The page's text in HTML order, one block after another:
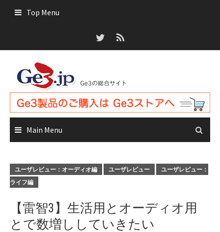
Top Menu
Main Menu
ユーザレビュー：オーディオ編 ユーザレビュー
ユーザレビュー：
ライフ編
【雷智3】生活用とオーディオ用
とで数増ししていきたい